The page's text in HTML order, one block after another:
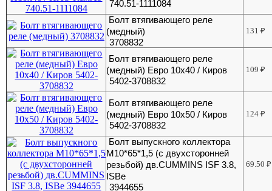
740.51-1111084
Болт втягивающего реле
(медный)
3708832
131₽
Болт втягивающего реле
(медный) Евро 10х40 / Киров
5402-3708832
109₽
Болт втягивающего реле
(медный) Евро 10х50 / Киров
5402-3708832
124₽
Болт выпускного коллектора
М10*65*1,5 (с двухсторонней
резьбой) дв.CUMMINS ISF 3.8,
ISBe
3944655
69.50₽